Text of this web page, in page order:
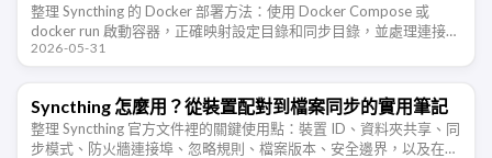
整理 Syncthing 的 Docker 部署方法：使用 Docker Compose 或
docker run 啟動容器，正確映射設定目錄和同步目錄，並處理連接
埠、防火牆、PUID/PGID 權限 …
2026-05-31
Syncthing 怎麼用？從裝置配對到檔案同步的實用筆記
整理 Syncthing 官方文件裡的關鍵使用點：裝置 ID、資料夾共享、同
步模式、防火牆連接埠、忽略規則、檔案版本、安全邊界，以及在